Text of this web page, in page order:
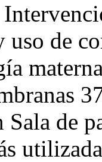
de
Sala de